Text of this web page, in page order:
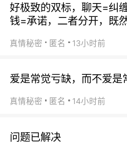
好极致的双标，聊天=纠
钱=承诺，二者分开，既
真情秘密 匿名 13小时前
爱是常觉亏缺，而不爱是
真情秘密 匿名 14小时前
问题已解决